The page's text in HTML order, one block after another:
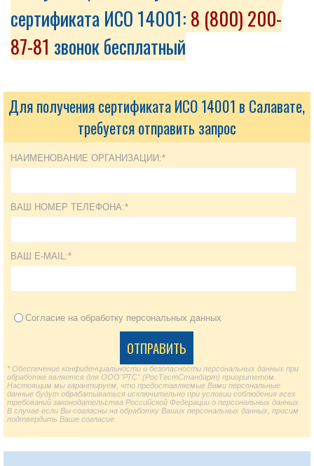
сертификата ИСО 14001: 8 (800) 200-
87-81 звонок бесплатный
Для получения сертификата ИСО 14001 в Салавате,
требуется отправить запрос
НАИМЕНОВАНИЕ ОРГАНИЗАЦИИ:*
ВАШ НОМЕР ТЕЛЕФОНА:*
ВАШ E-MAIL:*
Согласие на обработку персональных данных
* Обеспечение конфиденциальности и безопасности персональных данных при
обработке является для ООО"РТС" (РосТестСтандарт) приоритетом.
Настоящим мы гарантируем, что предоставляемые Вами персональные
данные будут обрабатываться исключительно при условии соблюдения всех
требований законодательства Российской Федерации о персональных данных.
В случае если Вы согласны на обработку Ваших персональных данных, просим
подтвердить Ваше согласие.